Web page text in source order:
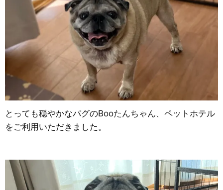
とっても穏やかなパグのBooたんちゃん、ペットホテル
をご利用いただきました。